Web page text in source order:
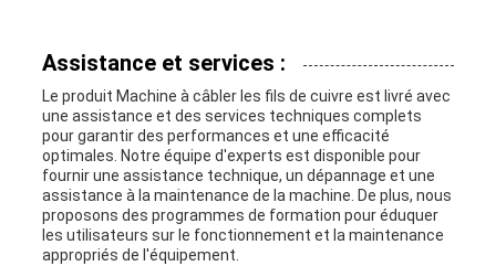
Assistance et services :
Le produit Machine à câbler les fils de cuivre est livré avec
une assistance et des services techniques complets
pour garantir des performances et une efficacité
optimales. Notre équipe d'experts est disponible pour
fournir une assistance technique, un dépannage et une
assistance à la maintenance de la machine. De plus, nous
proposons des programmes de formation pour éduquer
les utilisateurs sur le fonctionnement et la maintenance
appropriés de l'équipement.